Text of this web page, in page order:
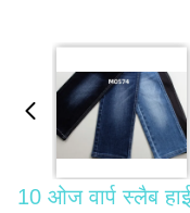
10 ओज वार्प स्लैब